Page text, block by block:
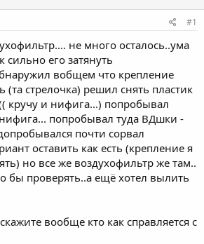
#1
не много осталось..ума
сильно его затянуть
вобщем что крепление
(та стрелочка) решил снять пластик
кручу и нифига...) попробывал
попробывал туда ВДшки -
почти сорвал
оставить как есть (крепление я
но все же воздухофильтр же там..
бы проверять..а ещё хотел вылить
вообще кто как справляется с